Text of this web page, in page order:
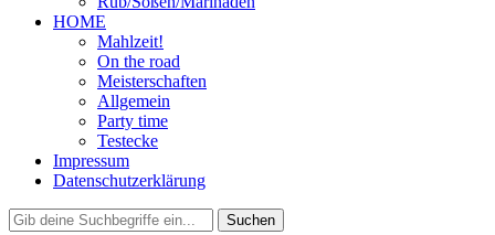
HOME
Mahlzeit!
On the road
Meisterschaften
Allgemein
Party time
Testecke
Impressum
Datenschutzerklärung